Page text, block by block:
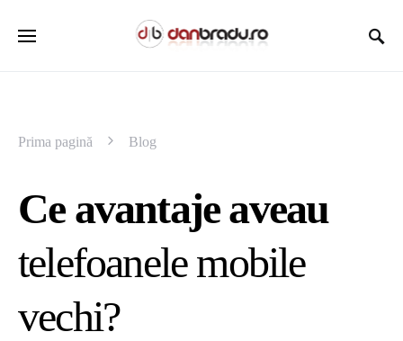
Prima pagină Blog
Ce avantaje aveau
telefoanele mobile
vechi?